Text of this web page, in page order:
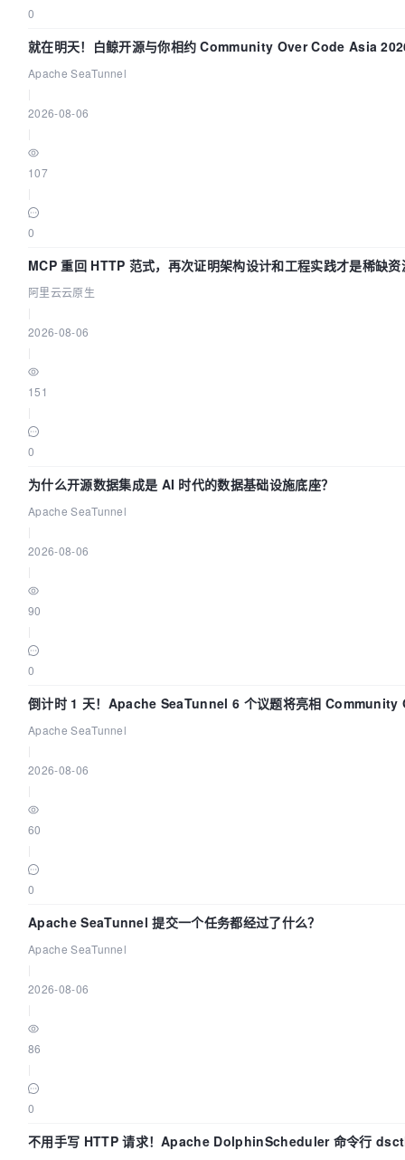
0
就在明天！白鲸开源与你相约 Community Over Code Asia
讲！
Apache SeaTunnel
2026-08-06
107
0
MCP 重回 HTTP 范式，再次证明架构设计和工程实践才是稀缺资
阿里云云原生
2026-08-06
151
0
为什么开源数据集成是 AI 时代的数据基础设施底座？
Apache SeaTunnel
2026-08-06
90
0
倒计时 1 天！Apache SeaTunnel 6 个议题将亮相 Community
Asia 2026
Apache SeaTunnel
2026-08-06
60
0
Apache SeaTunnel 提交一个任务都经过了什么？
Apache SeaTunnel
2026-08-06
86
0
不用手写 HTTP 请求！Apache DolphinScheduler 命令行